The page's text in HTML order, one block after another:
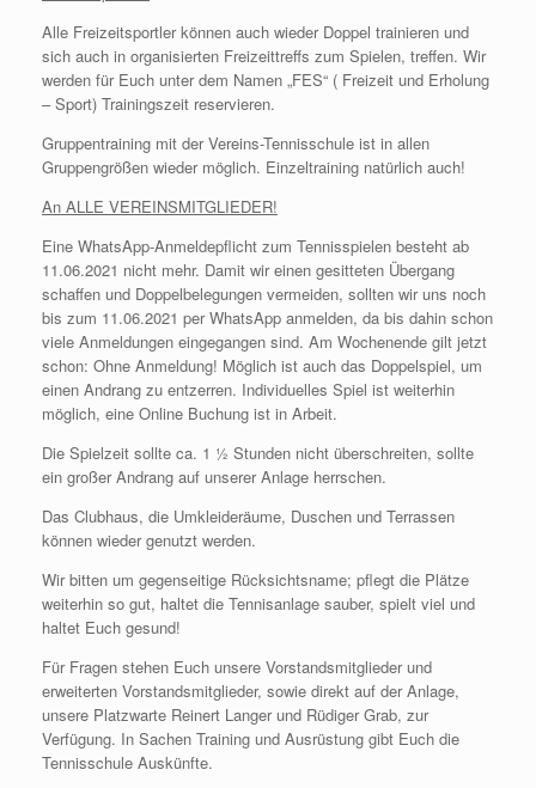
Alle Freizeitsportler können auch wieder Doppel trainieren und
sich auch in organisierten Freizeittreffs zum Spielen, treffen. Wir
werden für Euch unter dem Namen „FES“ ( Freizeit und Erholung
– Sport) Trainingszeit reservieren.
Gruppentraining mit der Vereins-Tennisschule ist in allen
Gruppengrößen wieder möglich. Einzeltraining natürlich auch!
An ALLE VEREINSMITGLIEDER!
Eine WhatsApp-Anmeldepflicht zum Tennisspielen besteht ab
11.06.2021 nicht mehr. Damit wir einen gesitteten Übergang
schaffen und Doppelbelegungen vermeiden, sollten wir uns noch
bis zum 11.06.2021 per WhatsApp anmelden, da bis dahin schon
viele Anmeldungen eingegangen sind. Am Wochenende gilt jetzt
schon: Ohne Anmeldung! Möglich ist auch das Doppelspiel, um
einen Andrang zu entzerren. Individuelles Spiel ist weiterhin
möglich, eine Online Buchung ist in Arbeit.
Die Spielzeit sollte ca. 1 ½ Stunden nicht überschreiten, sollte
ein großer Andrang auf unserer Anlage herrschen.
Das Clubhaus, die Umkleideräume, Duschen und Terrassen
können wieder genutzt werden.
Wir bitten um gegenseitige Rücksichtsname; pflegt die Plätze
weiterhin so gut, haltet die Tennisanlage sauber, spielt viel und
haltet Euch gesund!
Für Fragen stehen Euch unsere Vorstandsmitglieder und
erweiterten Vorstandsmitglieder, sowie direkt auf der Anlage,
unsere Platzwarte Reinert Langer und Rüdiger Grab, zur
Verfügung. In Sachen Training und Ausrüstung gibt Euch die
Tennisschule Auskünfte.